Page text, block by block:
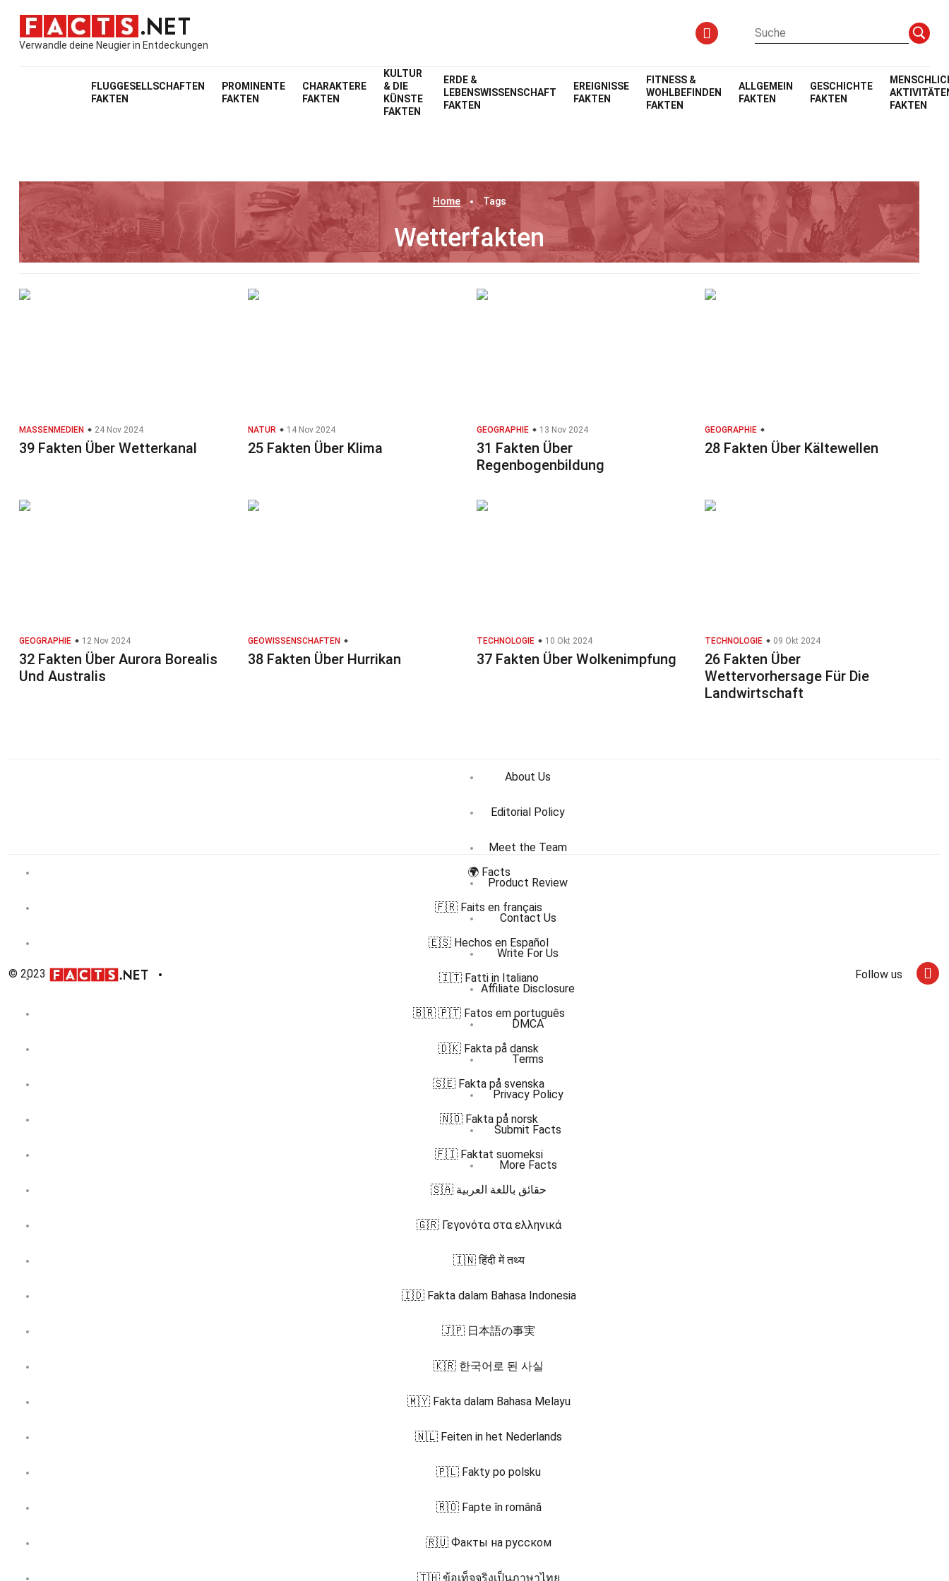
Verwandle deine Neugier in Entdeckungen
FLUGGESELLSCHAFTEN
FAKTEN
PROMINENTE
FAKTEN
CHARAKTERE
FAKTEN
KULTUR
& DIE
KÜNSTE
FAKTEN
ERDE &
LEBENSWISSENSCHAFT
FAKTEN
EREIGNISSE
FAKTEN
FITNESS &
WOHLBEFINDEN
FAKTEN
ALLGEMEIN
FAKTEN
GESCHICHTE
FAKTEN
FAKTEN
Home Tags
Wetterfakten
MASSENMEDIEN 24 Nov 2024
39 Fakten Über Wetterkanal
NATUR 14 Nov 2024
25 Fakten Über Klima
GEOGRAPHIE 13 Nov 2024
31 Fakten Über
Regenbogenbildung
GEOGRAPHIE
28 Fakten Über Kältewellen
GEOGRAPHIE 12 Nov 2024
32 Fakten Über Aurora Borealis
Und Australis
GEOWISSENSCHAFTEN
38 Fakten Über Hurrikan
TECHNOLOGIE 10 Okt 2024
37 Fakten Über Wolkenimpfung
TECHNOLOGIE 09 Okt 2024
26 Fakten Über
Wettervorhersage Für Die
Landwirtschaft
© 2023
About Us
Editorial Policy
Meet the Team
Product Review
Contact Us
Write For Us
Affiliate Disclosure
DMCA
Terms
Privacy Policy
Submit Facts
More Facts
Follow us
🌍 Facts
🇫🇷 Faits en français
🇪🇸 Hechos en Español
🇮🇹 Fatti in Italiano
🇧🇷 🇵🇹 Fatos em português
🇩🇰 Fakta på dansk
🇸🇪 Fakta på svenska
🇳🇴 Fakta på norsk
🇫🇮 Faktat suomeksi
🇸🇦 حقائق باللغة العربية
🇬🇷 Γεγονότα στα ελληνικά
🇮🇳 हिंदी में तथ्य
🇮🇩 Fakta dalam Bahasa Indonesia
🇯🇵 日本語の事実
🇰🇷 한국어로 된 사실
🇲🇾 Fakta dalam Bahasa Melayu
🇳🇱 Feiten in het Nederlands
🇵🇱 Fakty po polsku
🇷🇴 Fapte în română
🇷🇺 Факты на русском
🇹🇭 ข้อเท็จจริงเป็นภาษาไทย